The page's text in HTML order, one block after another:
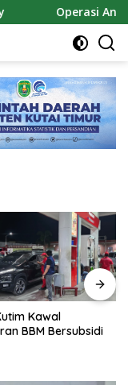
Operasi Antik
Kawal
BBM Bersubsidi